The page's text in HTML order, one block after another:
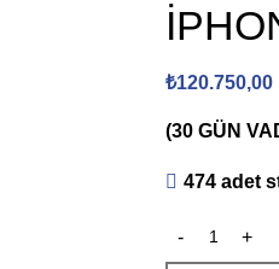
₺120.750,00
(30 GÜN
474 adet